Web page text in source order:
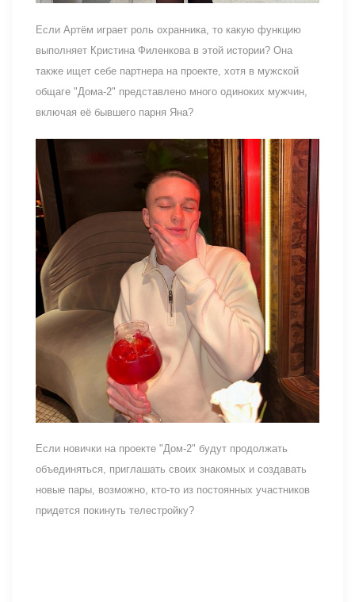
Если Артём играет роль охранника, то какую функцию
выполняет Кристина Филенкова в этой истории? Она
также ищет себе партнера на проекте, хотя в мужской
общаге "Дома-2" представлено много одиноких мужчин,
включая её бывшего парня Яна?
Если новички на проекте "Дом-2" будут продолжать
объединяться, приглашать своих знакомых и создавать
новые пары, возможно, кто-то из постоянных участников
придется покинуть телестройку?